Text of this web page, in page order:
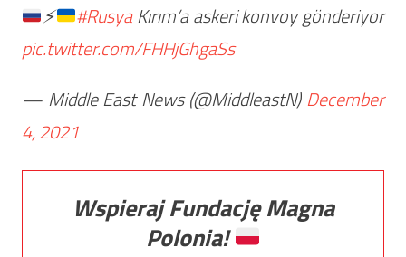
⚡️ #RusyaKırım’a askeri konvoy gönderiyor
pic.twitter.com/FHHjGhgaSs
— Middle East News (@MiddleastN)December
4, 2021
Wspieraj Fundację Magna
Polonia!